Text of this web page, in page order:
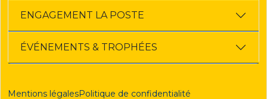
ENGAGEMENT LA POSTE
ÉVÉNEMENTS & TROPHÉES
Mentions légalesPolitique de confidentialité